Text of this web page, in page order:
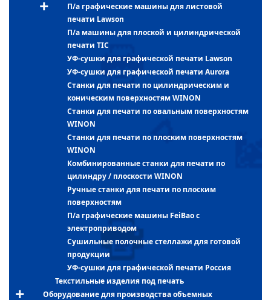
П/а графические машины для листовой
печати Lawson
П/а машины для плоской и цилиндрической
печати TIC
УФ-сушки для графической печати Lawson
УФ-сушки для графической печати Aurora
Станки для печати по цилиндрическим и
коническим поверхностям WINON
Станки для печати по овальным поверхностям
WINON
Станки для печати по плоским поверхностям
WINON
Комбинированные станки для печати по
цилиндру / плоскости WINON
Ручные станки для печати по плоским
поверхностям
П/а графические машины FeiBao с
электроприводом
Сушильные полочные стеллажи для готовой
продукции
УФ-сушки для графической печати Россия
Текстильные изделия под печать
Оборудование для производства объемных